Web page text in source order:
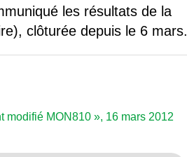
les résultats de la
clôturée depuis le 6 mars.
MON810 », 16 mars 2012